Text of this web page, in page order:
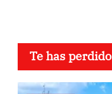
Te has perdido